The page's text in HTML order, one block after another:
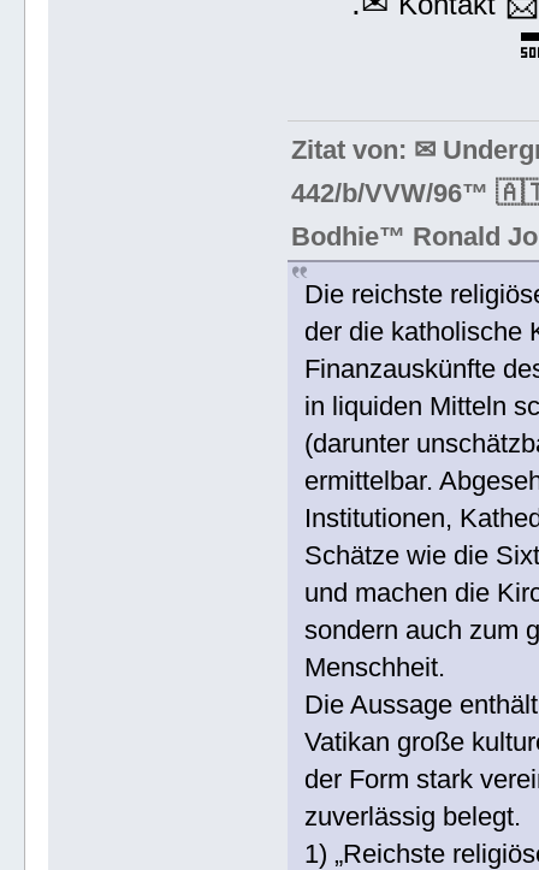
Zitat von: ✉
442/b/VVW/96™
Bodhie™ Ronald
Die reichste
der die katholische
Finanzauskünfte
in liquiden Mitteln
(darunter
ermittelbar.
Institutionen,
Schätze wie die
und machen die
sondern auch zum
Menschheit.
Die Aussage
Vatikan große
der Form stark
zuverlässig belegt.
1) „Reichste